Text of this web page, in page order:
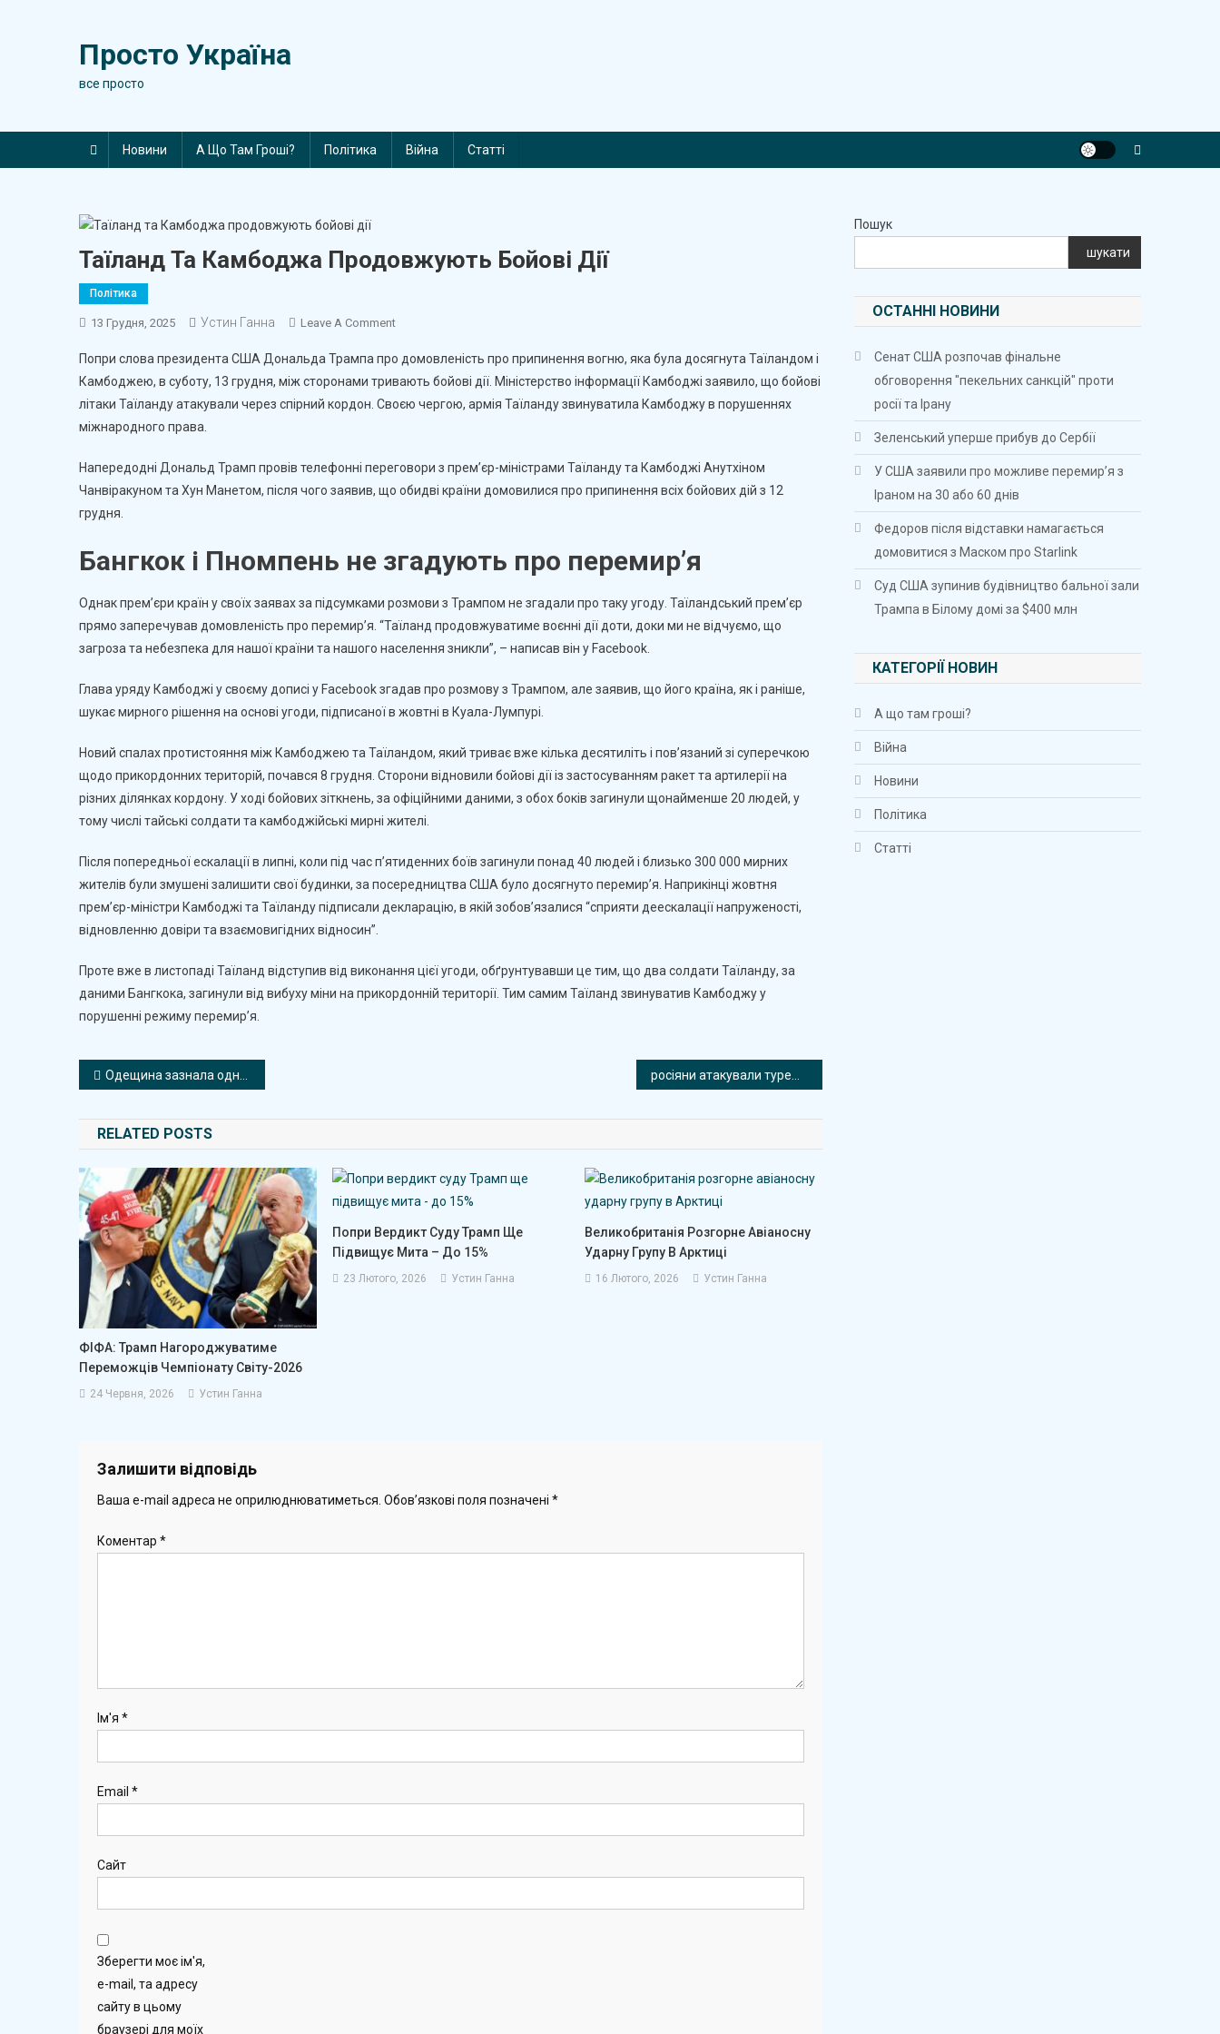
Просто Україна
все просто
Новини А Що Там Гроші? Політика Війна Статті
Таїланд Та Камбоджа Продовжують Бойові Дії
Політика
13 Грудня, 2025 Устин Ганна Leave A CommentOn
Та
Камбоджа
Продовжують
Попри слова президента США Дональда Трампа про домовленість про припинення вогню, яка була досягнута Таїландом і
Камбоджею, в суботу, 13 грудня, між сторонами тривають бойові дії. Міністерство інформації Камбоджі заявило, що бойові
літаки Таїланду атакували через спірний кордон. Своєю чергою, армія Таїланду звинуватила Камбоджу в порушеннях
міжнародного права.
Напередодні Дональд Трамп провів телефонні переговори з прем’єр-міністрами Таїланду та Камбоджі Анутхіном
Чанвіракуном та Хун Манетом, після чого заявив, що обидві країни домовилися про припинення всіх бойових дій з 12
грудня.
Бангкок і Пномпень не згадують про перемир’я
Однак прем’єри країн у своїх заявах за підсумками розмови з Трампом не згадали про таку угоду. Таїландський прем’єр
прямо заперечував домовленість про перемир’я. “Таїланд продовжуватиме воєнні дії доти, доки ми не відчуємо, що
загроза та небезпека для нашої країни та нашого населення зникли”, – написав він у Facebook.
Глава уряду Камбоджі у своєму дописі у Facebook згадав про розмову з Трампом, але заявив, що його країна, як і раніше,
шукає мирного рішення на основі угоди, підписаної в жовтні в Куала-Лумпурі.
Новий спалах протистояння між Камбоджею та Таїландом, який триває вже кілька десятиліть і пов’язаний зі суперечкою
щодо прикордонних територій, почався 8 грудня. Сторони відновили бойові дії із застосуванням ракет та артилерії на
різних ділянках кордону. У ході бойових зіткнень, за офіційними даними, з обох боків загинули щонайменше 20 людей, у
тому числі тайські солдати та камбоджійські мирні жителі.
Після попередньої ескалації в липні, коли під час п’ятиденних боїв загинули понад 40 людей і близько 300 000 мирних
жителів були змушені залишити свої будинки, за посередництва США було досягнуто перемир’я. Наприкінці жовтня
прем’єр-міністри Камбоджі та Таїланду підписали декларацію, в якій зобов’язалися “сприяти деескалації напруженості,
відновленню довіри та взаємовигідних відносин”.
Проте вже в листопаді Таїланд відступив від виконання цієї угоди, обґрунтувавши це тим, що два солдати Таїланду, за
даними Бангкока, загинули від вибуху міни на прикордонній території. Тим самим Таїланд звинуватив Камбоджу у
порушенні режиму перемир’я.
Навігація
записів
Одещина зазнала однієї з наймасованіших атак росіян
RELATED POSTS
ФІФА: Трамп Нагороджуватиме
Переможців Чемпіонату Світу-2026
24 Червня, 2026 Устин Ганна
Попри Вердикт Суду Трамп Ще
Підвищує Мита – До 15%
23 Лютого, 2026 Устин Ганна
Великобританія Розгорне Авіаносну
Ударну Групу В Арктиці
16 Лютого, 2026 Устин Ганна
Залишити відповідь
Ваша e-mail адреса не оприлюднюватиметься. Обов’язкові поля позначені *
Коментар *
Ім'я *
Email *
Сайт
Зберегти моє ім'я,
e-mail, та адресу
сайту в цьому
браузері для моїх
Пошук
шукати
ОСТАННІ НОВИНИ
Сенат США розпочав фінальне
обговорення "пекельних санкцій" проти
росії та Ірану
Зеленський уперше прибув до Сербії
У США заявили про можливе перемир’я з
Іраном на 30 або 60 днів
Федоров після відставки намагається
домовитися з Маском про Starlink
Суд США зупинив будівництво бальної зали
Трампа в Білому домі за $400 млн
КАТЕГОРІЇ НОВИН
А що там гроші?
Війна
Новини
Політика
Статті